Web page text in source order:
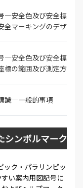
―安全色及び安全標識―
全マーキングのデザイン
―安全色及び安全標識―
標の範囲及び測定方法
識―一般的事項
シンボルマーク
ック・パラリンピッ
い案内用図記号に